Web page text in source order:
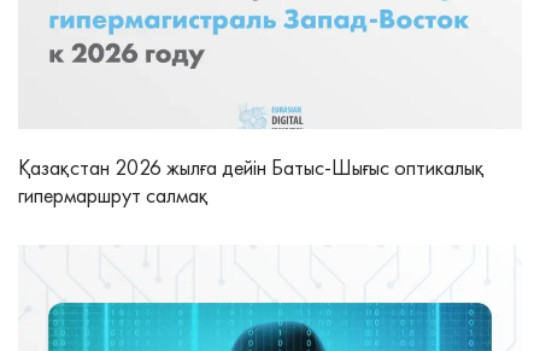
Қазақстан 2026 жылға дейін Батыс-Шығыс оптикалық
гипермаршрут салмақ